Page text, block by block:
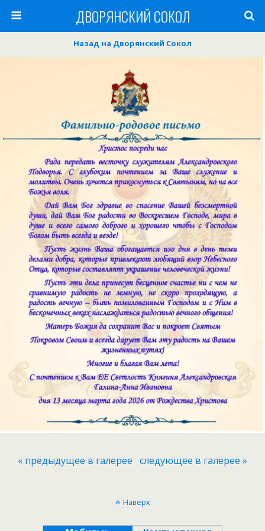
ДВОРЯНСКИЙ СОКОЛ
Назад на Дворянский Сокол
« предыдущее в галерее следующее в галерее »
Наверх